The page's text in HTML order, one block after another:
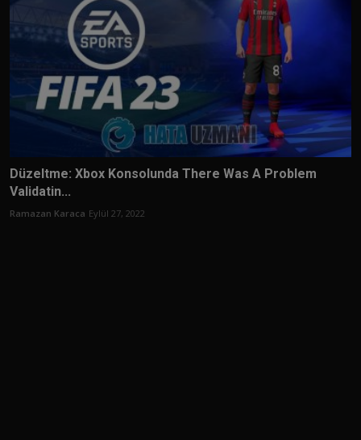
Düzeltme: Xbox Konsolunda There Was A Problem
Validatin...
Ramazan Karaca Eylül 27, 2022